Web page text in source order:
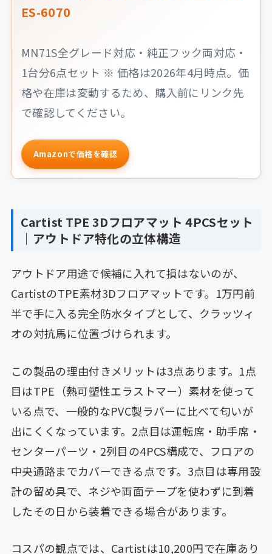
ES-6070
MN71S全グレード対応・純正フック両対応・
1台分6点セット ※ 価格は2026年4月時点。価
格や在庫は変動するため、購入前にリンク先
で確認してください。
Amazonで価格を確認
Cartist TPE 3Dフロアマット 4PCSセット
｜アウトドア特化の立体構造
アウトドア用途で候補に入れて損はないのが、
CartistのTPE素材3Dフロアマットです。1万円前
半で手に入る完全防水タイプとして、クラッツィ
オの対抗馬に位置づけられます。
この製品の理由付きメリットは3点あります。1点
目はTPE（熱可塑性エラストマー）素材を使って
いる点で、一般的なPVC製ラバーに比べて匂いが
出にくくなっています。2点目は運転席・助手席・
センターパーツ・2列目の4PCS構成で、フロアの
中央通路までカバーできる点です。3点目は専用設
計の留め具で、ネジや両面テープを使わずに到着
したその日から装着できる場合があります。
コスパの観点では、Cartistは10,200円で在庫あり